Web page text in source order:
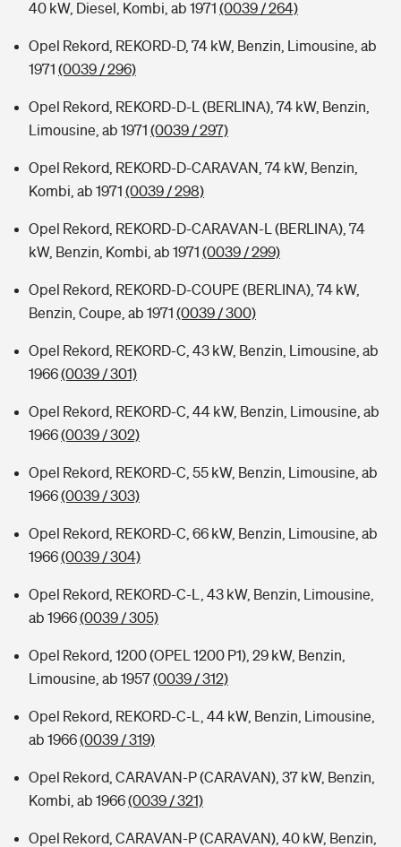
40 kW, Diesel, Kombi, ab 1971 (0039 / 264)
Opel Rekord, REKORD-D, 74 kW, Benzin, Limousine, ab
1971 (0039 / 296)
Opel Rekord, REKORD-D-L (BERLINA), 74 kW, Benzin,
Limousine, ab 1971 (0039 / 297)
Opel Rekord, REKORD-D-CARAVAN, 74 kW, Benzin,
Kombi, ab 1971 (0039 / 298)
Opel Rekord, REKORD-D-CARAVAN-L (BERLINA), 74
kW, Benzin, Kombi, ab 1971 (0039 / 299)
Opel Rekord, REKORD-D-COUPE (BERLINA), 74 kW,
Benzin, Coupe, ab 1971 (0039 / 300)
Opel Rekord, REKORD-C, 43 kW, Benzin, Limousine, ab
1966(0039 / 301)
Opel Rekord, REKORD-C, 44 kW, Benzin, Limousine, ab
1966(0039 / 302)
Opel Rekord, REKORD-C, 55 kW, Benzin, Limousine, ab
1966(0039 / 303)
Opel Rekord, REKORD-C, 66 kW, Benzin, Limousine, ab
1966(0039 / 304)
Opel Rekord, REKORD-C-L, 43 kW, Benzin, Limousine,
ab 1966(0039 / 305)
Opel Rekord, 1200 (OPEL 1200 P1), 29 kW, Benzin,
Limousine, ab 1957(0039 / 312)
Opel Rekord, REKORD-C-L, 44 kW, Benzin, Limousine,
ab 1966(0039 / 319)
Opel Rekord, CARAVAN-P (CARAVAN), 37 kW, Benzin,
Kombi, ab 1966(0039 / 321)
Opel Rekord, CARAVAN-P (CARAVAN), 40 kW, Benzin,